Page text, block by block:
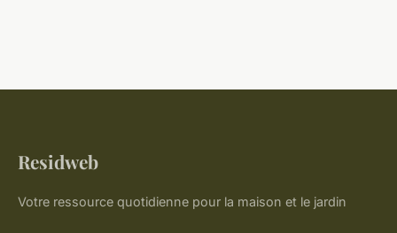
Residweb
Votre ressource quotidienne pour la maison et le jardin